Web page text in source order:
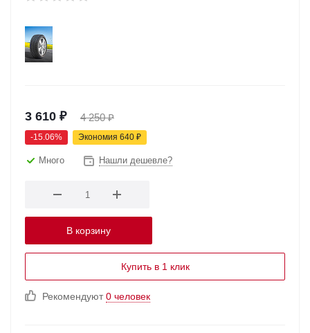
3 610 ₽ 4 250₽
-15.06% Экономия 640 ₽
Много Нашли дешевле?
В корзину
Купить в 1 клик
Рекомендуют0 человек